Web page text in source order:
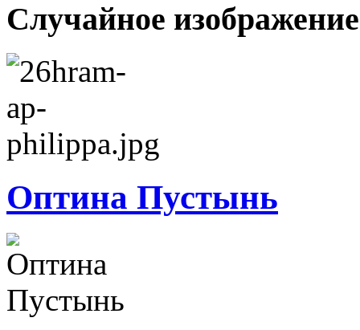
Случайное изображение
Оптина Пустынь